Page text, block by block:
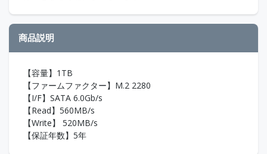
商品説明
【容量】1TB
【ファームファクター】M.2 2280
【I/F】SATA 6.0Gb/s
【Read】560MB/s
【Write】 520MB/s
【保証年数】5年